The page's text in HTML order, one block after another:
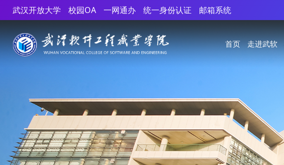
武汉开放大学 校园OA 一网通办 统一身份认证 邮箱系统
首页 走进武软